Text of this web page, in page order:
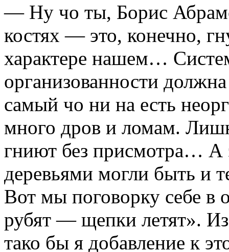
— Ну чо ты, Борис
костях — это, конечно,
характере нашем…
организованности
самый чо ни на есть
много дров и ломам.
гниют без присмотра… А
деревьями могли быть и
Вот мы поговорку себе в
рубят — щепки летят».
тако бы я добавление к